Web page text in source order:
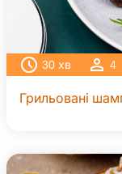
30 хв 4
Грильовані